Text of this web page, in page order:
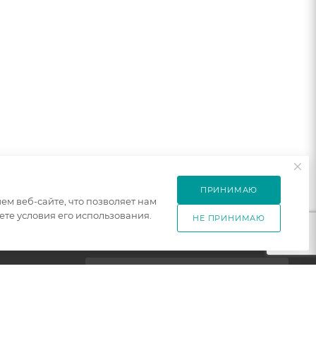
веб-сайте, что позволяет нам
условия его использования.
ПРИНИМАЮ
НЕ ПРИНИМАЮ